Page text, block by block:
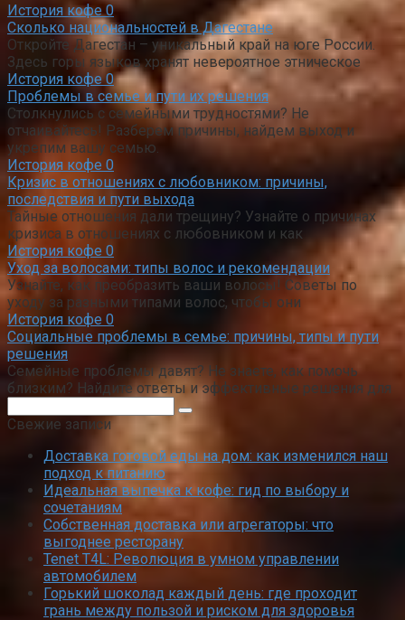
История кофе 0
Сколько национальностей в Дагестане
Откройте Дагестан – уникальный край на юге России.
Здесь горы языков хранят невероятное этническое
История кофе 0
Проблемы в семье и пути их решения
Столкнулись с семейными трудностями? Не
отчаивайтесь! Разберем причины, найдем выход и
укрепим вашу семью.
История кофе 0
Кризис в отношениях с любовником: причины,
последствия и пути выхода
Тайные отношения дали трещину? Узнайте о причинах
кризиса в отношениях с любовником и как
История кофе 0
Уход за волосами: типы волос и рекомендации
Узнайте, как преобразить ваши волосы! Советы по
уходу за разными типами волос, чтобы они
История кофе 0
Социальные проблемы в семье: причины, типы и пути
решения
Семейные проблемы давят? Не знаете, как помочь
близким? Найдите ответы и эффективные решения для
Свежие записи
Доставка готовой еды на дом: как изменился наш
подход к питанию
Идеальная выпечка к кофе: гид по выбору и
сочетаниям
Собственная доставка или агрегаторы: что
выгоднее ресторану
Tenet T4L: Революция в умном управлении
автомобилем
Горький шоколад каждый день: где проходит
грань между пользой и риском для здоровья